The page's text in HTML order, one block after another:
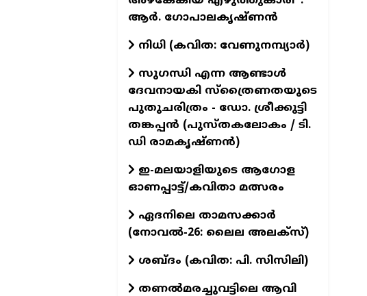
ആർ. ഗോപാലകൃഷ്ണൻ
നിധി (കവിത: വേണുനമ്പ്യാർ)
സുഗന്ധി എന്ന ആണ്ടാള്‍
ദേവനായകി സ്ത്രൈണതയുടെ
പുതുചരിത്രം - ഡോ. ശ്രീക്കുട്ടി
തങ്കപ്പന്‍ (പുസ്തകലോകം / ടി.
ഡി രാമകൃഷ്ണന്‍)
ഇ-മലയാളിയുടെ ആഗോള
ഓണപ്പാട്ട്/കവിതാ മത്സരം
ഏദനിലെ താമസക്കാർ
(നോവല്‍-26: ലൈല അലക്‌സ്)
ശബ്ദം (കവിത: പി. സിസിലി)
തണൽമരച്ചുവട്ടിലെ ആവി